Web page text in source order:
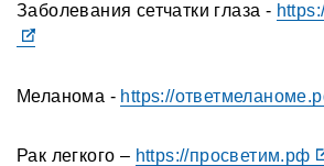
Заболевания сетчатки глаза -
Меланома - https://
Рак легкого – https://просветим.рф